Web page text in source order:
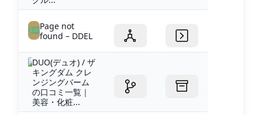
Page not
found – DDEL
DUO(デュオ) / ザ
キングダム クレ
ンジングバーム
の口コミ一覧｜
美容・化粧...